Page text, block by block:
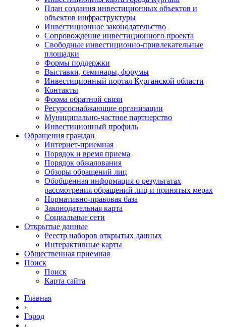
План создания инвестиционных объектов и
объектов инфраструктуры
Инвестиционное законодательство
Сопровождение инвестиционного проекта
Свободные инвестиционно-привлекательные
площадки
Формы поддержки
Выставки, семинары, форумы
Инвестиционный портал Курганской области
Контакты
Форма обратной связи
Ресурсоснабжающие организации
Муниципально-частное партнерство
Инвестиционный профиль
Обращения граждан
Интернет-приемная
Порядок и время приема
Порядок обжалования
Обзоры обращений лиц
Обобщенная информация о результатах
рассмотрения обращений лиц и принятых мерах
Нормативно-правовая база
Законодательная карта
Социальные сети
Открытые данные
Реестр наборов открытых данных
Интерактивные карты
Общественная приемная
Поиск
Поиск
Карта сайта
Главная
›
Город
›